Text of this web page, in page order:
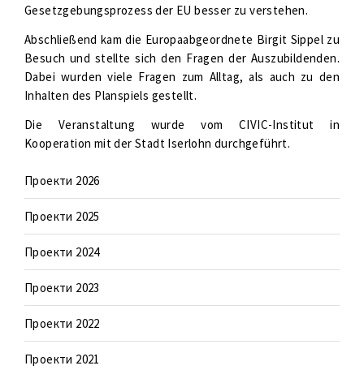
Gesetzgebungsprozess der EU besser zu verstehen.
Abschließend kam die Europaabgeordnete Birgit Sippel zu
Besuch und stellte sich den Fragen der Auszubildenden.
Dabei wurden viele Fragen zum Alltag, als auch zu den
Inhalten des Planspiels gestellt.
Die Veranstaltung wurde vom CIVIC-Institut in
Kooperation mit der Stadt Iserlohn durchgeführt.
Проекти 2026
Проекти 2025
Проекти 2024
Проекти 2023
Проекти 2022
Проекти 2021